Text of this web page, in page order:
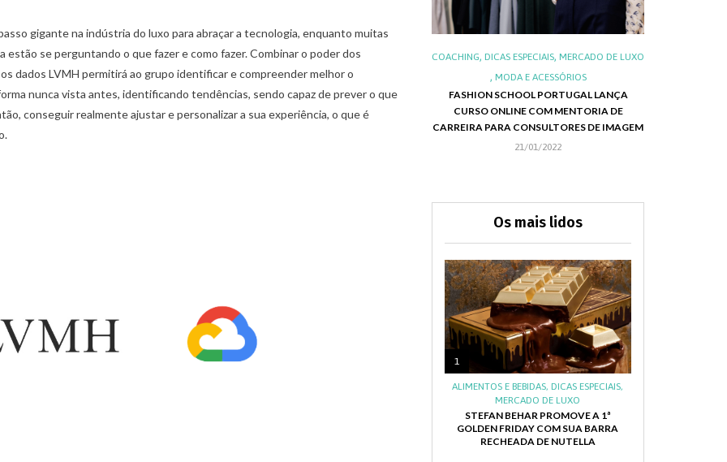
gigante na indústria do luxo para abraçar a tecnologia, enquanto muitas
estão se perguntando o que fazer e como fazer. Combinar o poder dos
dados LVMH permitirá ao grupo identificar e compreender melhor o
nunca vista antes, identificando tendências, sendo capaz de prever o que
conseguir realmente ajustar e personalizar a sua experiência, o que é
LUXO NO BRASIL,MERCADO DE LUXO
6 COMPORTAMENTOS ESSENCIAIS PARA
CORRETORES DE IMÓVEIS DE LUXO
17/09/2021
COACHING, DICAS ESPECIAIS
MERCADO DE LUXO,NEGÓCIOS DO LUXO
VAREJO DE LUXO
6 LIÇÕES DE CARREIRA DA SÉRIE EMILY IN
COACHING, DICAS ESPECIAIS, MERCADO DE LUXO
, MODA E ACESSÓRIOS
FASHION SCHOOL PORTUGAL LANÇA
CURSO ONLINE COM MENTORIA DE
CARREIRA PARA CONSULTORES DE IMAGEM
21/01/2022
Os mais lidos
1
ALIMENTOS E BEBIDAS,DICAS ESPECIAIS,
MERCADO DE LUXO
STEFAN BEHAR PROMOVE A 1ª
GOLDEN FRIDAY COM SUA BARRA
RECHEADA DE NUTELLA